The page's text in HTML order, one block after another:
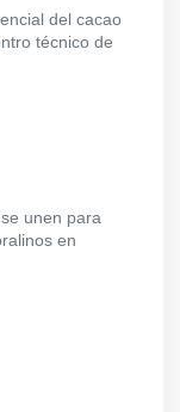
del cacao
técnico de
unen para
en